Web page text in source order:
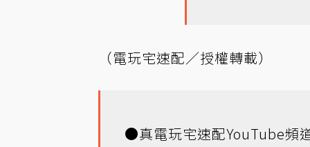
（電玩宅速配／授權轉載）
●真電玩宅速配YouTube頻